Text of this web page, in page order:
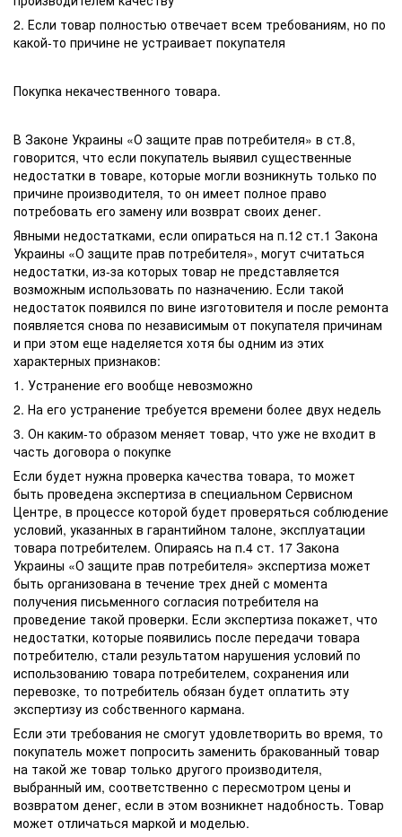
2. Если товар полностью отвечает всем требованиям, но по
какой-то причине не устраивает покупателя
Покупка некачественного товара.
В Законе Украины «О защите прав потребителя» в ст.8,
говорится, что если покупатель выявил существенные
недостатки в товаре, которые могли возникнуть только по
причине производителя, то он имеет полное право
потребовать его замену или возврат своих денег.
Явными недостатками, если опираться на п.12 ст.1 Закона
Украины «О защите прав потребителя», могут считаться
недостатки, из-за которых товар не представляется
возможным использовать по назначению. Если такой
недостаток появился по вине изготовителя и после ремонта
появляется снова по независимым от покупателя причинам
и при этом еще наделяется хотя бы одним из этих
характерных признаков:
1. Устранение его вообще невозможно
2. На его устранение требуется времени более двух недель
3. Он каким-то образом меняет товар, что уже не входит в
часть договора о покупке
Если будет нужна проверка качества товара, то может
быть проведена экспертиза в специальном Сервисном
Центре, в процессе которой будет проверяться соблюдение
условий, указанных в гарантийном талоне, эксплуатации
товара потребителем. Опираясь на п.4 ст. 17 Закона
Украины «О защите прав потребителя» экспертиза может
быть организована в течение трех дней с момента
получения письменного согласия потребителя на
проведение такой проверки. Если экспертиза покажет, что
недостатки, которые появились после передачи товара
потребителю, стали результатом нарушения условий по
использованию товара потребителем, сохранения или
перевозке, то потребитель обязан будет оплатить эту
экспертизу из собственного кармана.
Если эти требования не смогут удовлетворить во время, то
покупатель может попросить заменить бракованный товар
на такой же товар только другого производителя,
выбранный им, соответственно с пересмотром цены и
возвратом денег, если в этом возникнет надобность. Товар
может отличаться маркой и моделью.